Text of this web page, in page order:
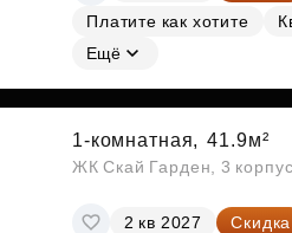
Платите как хотите
Ещё
1-комнатная, 41.9м²
ЖК Скай Гарден, 3
2 кв 2027 Скидка